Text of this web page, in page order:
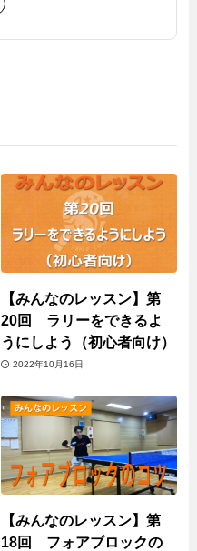
【みんなのレッスン】第
20回 ラリーをできるよ
うにしよう（初心者向け）
2022年10月16日
【みんなのレッスン】第
18回 フォアブロックの